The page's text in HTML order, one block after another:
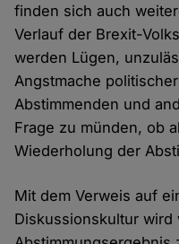
finden sich auch
Verlauf der Brexit-
werden Lügen,
Angstmache
Abstimmenden und
Frage zu münden, ob
Wiederholung der
Mit dem Verweis auf
Diskussionskultur wird